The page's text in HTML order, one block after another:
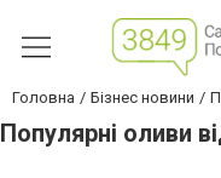
Головна Бізнес новини
Популярні оливи